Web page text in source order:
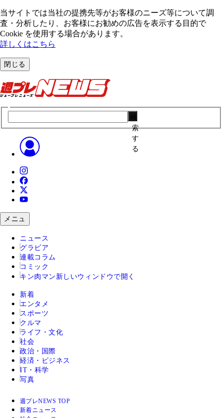
当サイトでは当社の提携先等がお客様のニーズ等について調
査・分析したり、お客様にお勧めの広告を表⽰する⽬的で
Cookie を使⽤する場合があります。
詳しくはこちら
閉じる
索
す
る
メニュ
ニュース
グラビア
連載コラム
コミック
キン肉マン 新しいウィンドウで開く
新着
エンタメ
スポーツ
クルマ
ライフ・文化
社会
政治・国際
経済・ビジネス
IT・科学
写真
週プレNEWS TOP
新着ニュース